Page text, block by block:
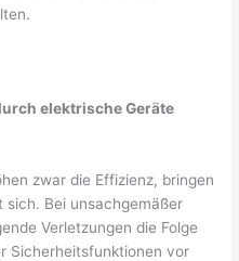
elektrische Geräte
zwar die Effizienz, bringen
sich. Bei unsachgemäßer
Verletzungen die Folge
Sicherheitsfunktionen vor